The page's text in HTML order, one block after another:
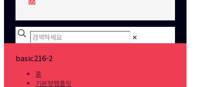
✕
basic216-2
홈
기본형템플릿